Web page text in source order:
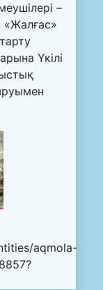
–
«Жалғас»
Үкілі
aqmola-